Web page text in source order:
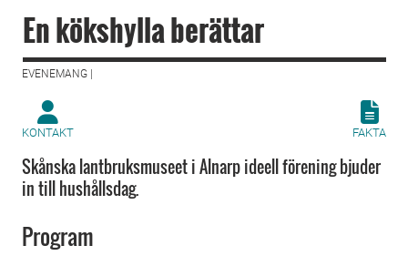
En kökshylla berättar
EVENEMANG |
KONTAKT FAKTA
Skånska lantbruksmuseet i Alnarp ideell förening bjuder
in till hushållsdag.
Program